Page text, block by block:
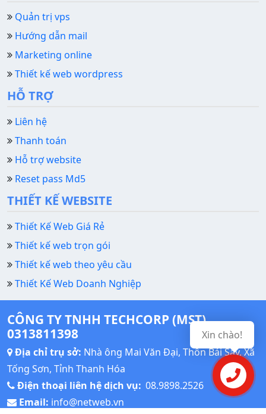
Quản trị vps
Hướng dẫn mail
Marketing online
Thiết kế web wordpress
HỖ TRỢ
Liên hệ
Thanh toán
Hỗ trợ website
Reset pass Md5
THIẾT KẾ WEBSITE
Thiết Kế Web Giá Rẻ
Thiết kế web trọn gói
Thiết kế web theo yêu cầu
Thiết Kế Web Doanh Nghiệp
CÔNG TY TNHH TECHCORP (MST)
0313811398
Địa chỉ trụ sở: Nhà ông Mai Văn Đại, Thôn Bái Sậy, Xã
Tống Sơn, Tỉnh Thanh Hóa
Điện thoại liên hệ dịch vụ: 08.9898.2526
Email: info@netweb.vn
Liên hệ
Xin chào!